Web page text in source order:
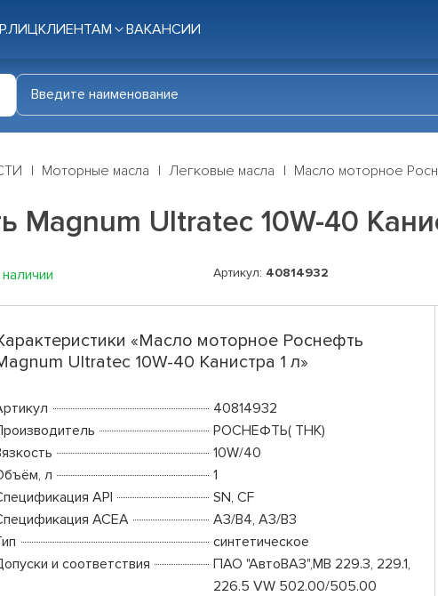
КЛИЕНТАМ ВАКАНСИИ
Моторные масла Легковые масла Масло моторное
Ultratec 10W-40
Артикул: 40814932
«Масло моторное Роснефть
Ultratec 10W-40 Канистра 1 л»
40814932
РОСНЕФТЬ( ТНК)
10W/40
л
1
API
SN, CF
ACEA
A3/B4, A3/B3
синтетическое
и соответствия
ПАО "АвтоВАЗ",MB 229.3, 229.1,
226.5 VW 502.00/505.00